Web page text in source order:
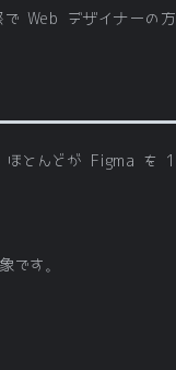
で Web デザイナーの方
ほとんどが Figma を 1
です。